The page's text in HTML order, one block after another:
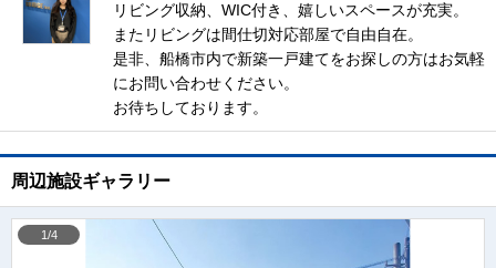
リビング収納、WIC付き、嬉しいスペースが充実。
またリビングは間仕切対応部屋で自由自在。
是非、船橋市内で新築一戸建てをお探しの方はお気軽
にお問い合わせください。
お待ちしております。
周辺施設ギャラリー
1/4